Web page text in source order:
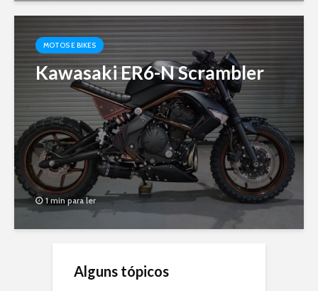
MOTOS E BIKES
Kawasaki ER6-N Scrambler
1 min para ler
Alguns tópicos